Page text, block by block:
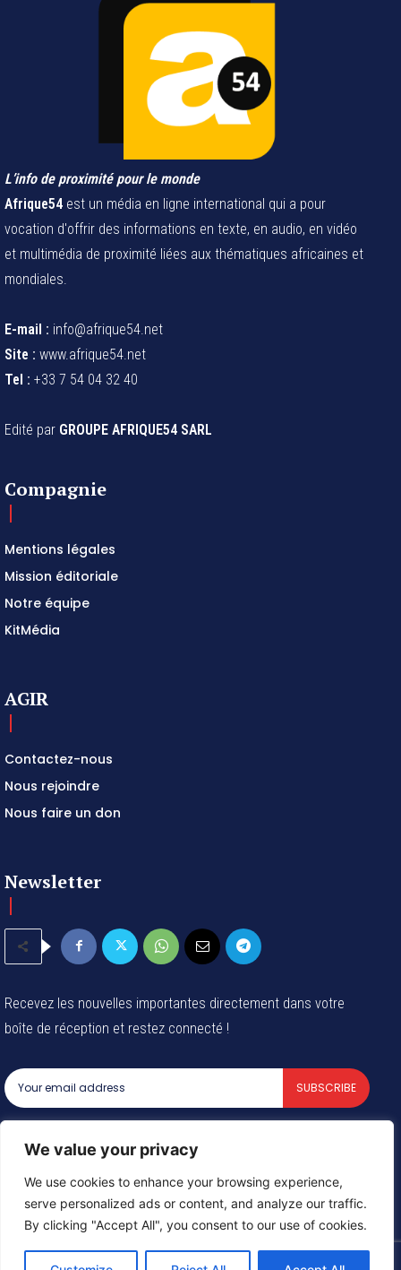
We value your privacy
We use cookies to enhance your browsing experience,
serve personalized ads or content, and analyze our traffic.
By clicking "Accept All", you consent to our use of cookies.
L’info de proximité pour le monde
Afrique54 est un média en ligne international qui a pour
vocation d'offrir des informations en texte, en audio, en vidéo
et multimédia de proximité liées aux thématiques africaines et
mondiales.
E-mail : info@afrique54.net
Site : www.afrique54.net
Tel : +33 7 54 04 32 40
Edité par GROUPE AFRIQUE54 SARL
Compagnie
Mentions légales
Mission éditoriale
Notre équipe
KitMédia
AGIR
Contactez-nous
Nous rejoindre
Nous faire un don
Newsletter
Recevez les nouvelles importantes directement dans votre
boîte de réception et restez connecté !
SUBSCRIBE
© 2024 Tous les droits reservés - Groupe Afrique54 SARL